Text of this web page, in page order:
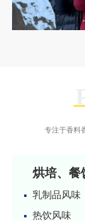
专注于香料
烘培、餐
乳制品风味
热饮风味